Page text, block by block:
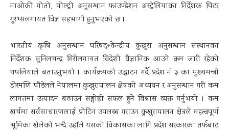
नाओकी गोतो, पोल्ट्री अनुसन्धान फाउण्डेशन अस्ट्रेलियाका निर्देशक पिटर
गु्रभ्सलगायत विज्ञ सहभागी हुनुभएको छ ।
भारतीय कृषि अनुसन्धान परिषद्÷केन्द्रीय कुखुरा अनुसन्धान संस्थानका
निर्देशक सुनिलचन्द्र गिरीलगायत विदेशी वैज्ञानिक आउने क्रम जारी रहेको
थपलियाले बताउनुभयो । कार्यक्रमको उद्घाटन गर्दै प्रदेश नं ३ का मुख्यमन्त्री
डोरमणि पौडेलले नेपालमा कुखुरापालन क्षेत्रको अध्ययन र अनुसन्धान गरी कम
लागतमा उत्पादन बढाउन सङ्गोष्ठी सफल हुने विश्वास व्यक्त गर्नुभयो । कम
खर्चमा सर्वसाधारणलाई प्रोटिन उपलब्ध गराउन कुखुरापालन क्षेत्रले महत्वपूर्ण
भूमिका खेलेको भन्दै उहाँले यसको विकासका लागि प्रदेश सरकारका तर्फबाट